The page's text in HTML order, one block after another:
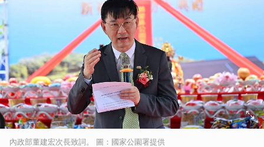
內政部董建宏次長致詞。 圖：國家公園署提供